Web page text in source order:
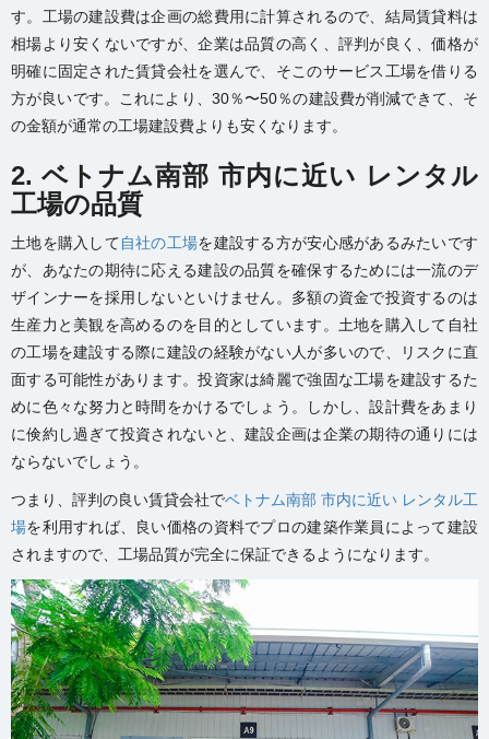
す。工場の建設費は企画の総費用に計算されるので、結局賃貸料は
相場より安くないですが、企業は品質の高く、評判が良く、価格が
明確に固定された賃貸会社を選んで、そこのサービス工場を借りる
方が良いです。これにより、30％〜50％の建設費が削減できて、そ
の金額が通常の工場建設費よりも安くなります。
2. ベトナム南部 市内に近い レンタル
工場の品質
土地を購入して自社の工場を建設する方が安心感があるみたいです
が、あなたの期待に応える建設の品質を確保するためには一流のデ
ザインナーを採用しないといけません。多額の資金で投資するのは
生産力と美観を高めるのを目的としています。土地を購入して自社
の工場を建設する際に建設の経験がない人が多いので、リスクに直
面する可能性があります。投資家は綺麗で強固な工場を建設するた
めに色々な努力と時間をかけるでしょう。しかし、設計費をあまり
に倹約し過ぎて投資されないと、建設企画は企業の期待の通りには
ならないでしょう。
つまり、評判の良い賃貸会社でベトナム南部 市内に近い レンタル工
場を利用すれば、良い価格の資料でプロの建築作業員によって建設
されますので、工場品質が完全に保証できるようになります。